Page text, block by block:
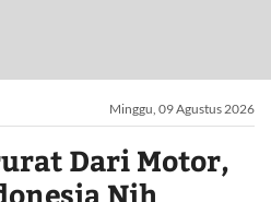
Minggu, 09 Agustus 2026
Dari Motor,
Nih